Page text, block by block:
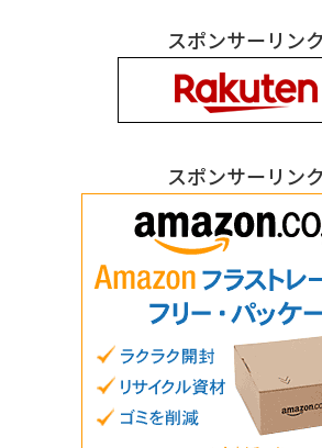
スポンサーリンク
スポンサーリンク